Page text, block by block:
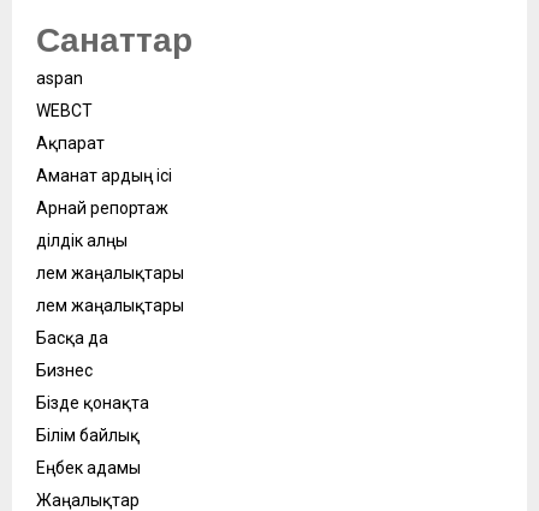
Санаттар
aspan
WEBСӘТ
Ақпарат
Аманат ардың ісі
Арнай репортаж
Әділдік алңы
Әлем жаңалықтары
Әлем жаңалықтары
Басқа да
Бизнес
Бізде қонақта
Білім байлық
Еңбек адамы
Жаңалықтар